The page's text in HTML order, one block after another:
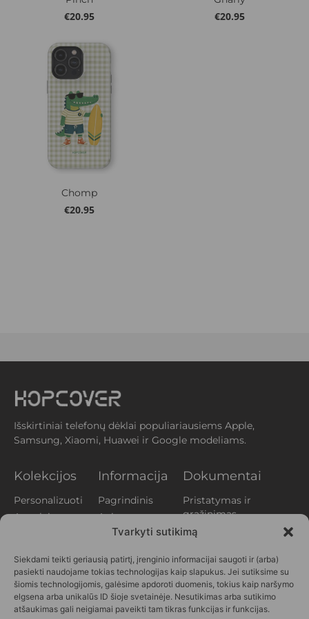
Tvarkyti sutikimą
Siekdami teikti geriausią patirtį, įrenginio informacijai saugoti ir (arba)
pasiekti naudojame tokias technologijas kaip slapukus. Jei sutiksime su
šiomis technologijomis, galėsime apdoroti duomenis, tokius kaip naršymo
elgsena arba unikalūs ID šioje svetainėje. Nesutikimas arba sutikimo
atšaukimas gali neigiamai paveikti tam tikras funkcijas ir funkcijas.
€20.95 €20.95
Chomp
€20.95
Išskirtiniai telefonų dėklai populiariausiems Apple,
Samsung, Xiaomi, Huawei ir Google modeliams.
Kolekcijos
Personalizuoti
Augalai
Printai
Vasara
Personažai
Informacija
Pagrindinis
Apie mus
Klientų
Kontaktai
DUK
Verslui
Dokumentai
Pristatymas ir
grąžinimas
Privatumo
Slapukų politika
(EU)